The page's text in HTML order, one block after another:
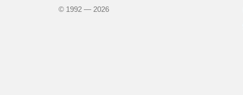
© 1992 — 2026